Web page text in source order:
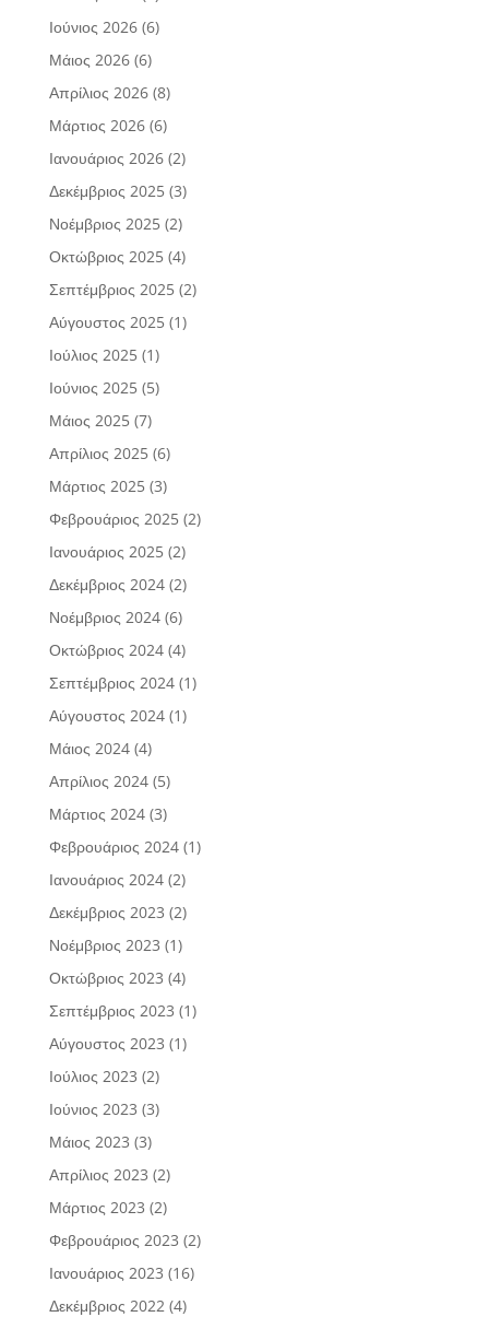
Ιούνιος 2026(6)
Μάιος 2026(6)
Απρίλιος 2026(8)
Μάρτιος 2026(6)
Ιανουάριος 2026(2)
Δεκέμβριος 2025(3)
Νοέμβριος 2025(2)
Οκτώβριος 2025(4)
Σεπτέμβριος 2025(2)
Αύγουστος 2025(1)
Ιούλιος 2025(1)
Ιούνιος 2025(5)
Μάιος 2025(7)
Απρίλιος 2025(6)
Μάρτιος 2025(3)
Φεβρουάριος 2025(2)
Ιανουάριος 2025(2)
Δεκέμβριος 2024(2)
Νοέμβριος 2024(6)
Οκτώβριος 2024(4)
Σεπτέμβριος 2024(1)
Αύγουστος 2024(1)
Μάιος 2024(4)
Απρίλιος 2024(5)
Μάρτιος 2024(3)
Φεβρουάριος 2024(1)
Ιανουάριος 2024(2)
Δεκέμβριος 2023 (2)
Νοέμβριος 2023 (1)
Οκτώβριος 2023 (4)
Σεπτέμβριος 2023 (1)
Αύγουστος 2023 (1)
Ιούλιος 2023 (2)
Ιούνιος 2023 (3)
Μάιος 2023 (3)
Απρίλιος 2023 (2)
Μάρτιος 2023 (2)
Φεβρουάριος 2023 (2)
Ιανουάριος 2023 (16)
Δεκέμβριος 2022 (4)